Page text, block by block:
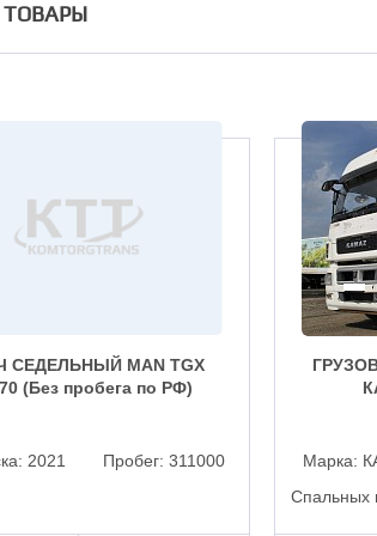
СЕДЕЛЬНЫЙ MAN TGX
(Без пробега по РФ)
2021 Пробег: 311000 Марка:
Спальных